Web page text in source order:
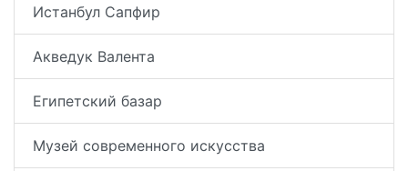
Истанбул Сапфир
Акведук Валента
Египетский базар
Музей современного искусства